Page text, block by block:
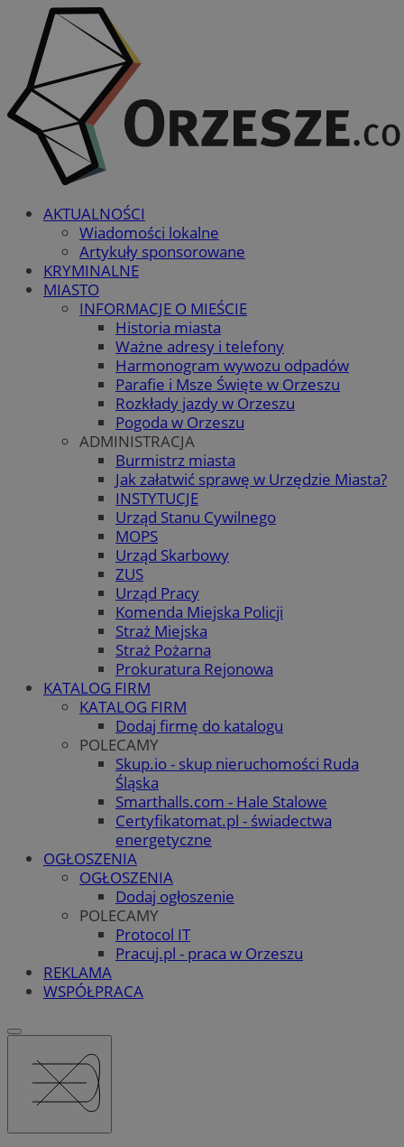
AKTUALNOŚCI
Wiadomości lokalne
Artykuły sponsorowane
KRYMINALNE
MIASTO
INFORMACJE O MIEŚCIE
Historia miasta
Ważne adresy i telefony
Harmonogram wywozu odpadów
Parafie i Msze Święte w Orzeszu
Rozkłady jazdy w Orzeszu
Pogoda w Orzeszu
ADMINISTRACJA
Burmistrz miasta
Jak załatwić sprawę w Urzędzie Miasta?
INSTYTUCJE
Urząd Stanu Cywilnego
MOPS
Urząd Skarbowy
ZUS
Urząd Pracy
Komenda Miejska Policji
Straż Miejska
Straż Pożarna
Prokuratura Rejonowa
KATALOG FIRM
KATALOG FIRM
Dodaj firmę do katalogu
POLECAMY
Skup.io - skup nieruchomości Ruda
Śląska
Smarthalls.com - Hale Stalowe
Certyfikatomat.pl - świadectwa
energetyczne
OGŁOSZENIA
OGŁOSZENIA
Dodaj ogłoszenie
POLECAMY
Protocol IT
Pracuj.pl - praca w Orzeszu
REKLAMA
WSPÓŁPRACA